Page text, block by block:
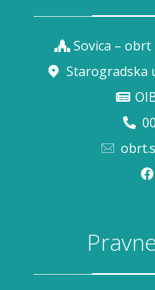
Sovica –
Starogradska